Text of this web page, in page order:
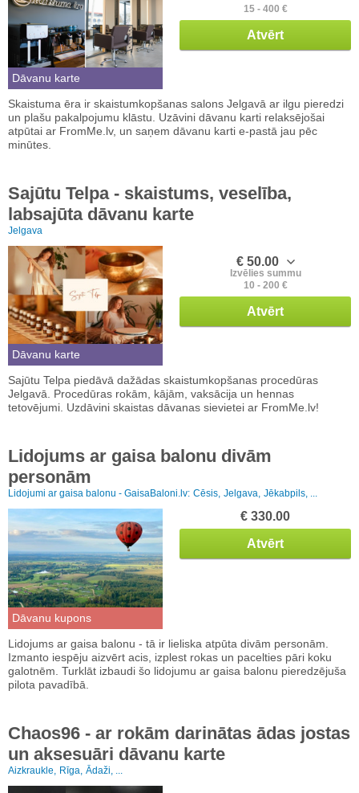
Dāvanu karte
15 - 400 €
Atvērt
Skaistuma ēra ir skaistumkopšanas salons Jelgavā ar ilgu pieredzi
un plašu pakalpojumu klāstu. Uzāvini dāvanu karti relaksējošai
atpūtai ar FromMe.lv, un saņem dāvanu karti e-pastā jau pēc
minūtes.
Sajūtu Telpa - skaistums, veselība,
labsajūta dāvanu karte
Jelgava
Dāvanu karte
€ 50.00
Izvēlies summu
10 - 200 €
Atvērt
Sajūtu Telpa piedāvā dažādas skaistumkopšanas procedūras
Jelgavā. Procedūras rokām, kājām, vaksācija un hennas
tetovējumi. Uzdāvini skaistas dāvanas sievietei ar FromMe.lv!
Lidojums ar gaisa balonu divām
personām
Lidojumi ar gaisa balonu - GaisaBaloni.lv: Cēsis, Jelgava, Jēkabpils, ...
Dāvanu kupons
€ 330.00
Atvērt
Lidojums ar gaisa balonu - tā ir lieliska atpūta divām personām.
Izmanto iespēju aizvērt acis, izplest rokas un pacelties pāri koku
galotnēm. Turklāt izbaudi šo lidojumu ar gaisa balonu pieredzējuša
pilota pavadībā.
Chaos96 - ar rokām darinātas ādas jostas
un aksesuāri dāvanu karte
Aizkraukle, Rīga, Ādaži, ...